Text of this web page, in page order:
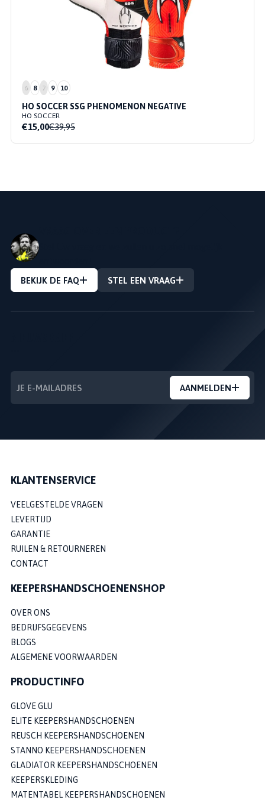
6 8 7 9 10
HO SOCCER SSG PHENOMENON NEGATIVE
HO SOCCER
€15,00€39,95
BEKIJK DE FAQ
STEL EEN VRAAG
AANMELDEN
KLANTENSERVICE
VEELGESTELDE VRAGEN
LEVERTIJD
GARANTIE
RUILEN & RETOURNEREN
CONTACT
KEEPERSHANDSCHOENENSHOP
OVER ONS
BEDRIJFSGEGEVENS
BLOGS
ALGEMENE VOORWAARDEN
PRODUCTINFO
GLOVE GLU
ELITE KEEPERSHANDSCHOENEN
REUSCH KEEPERSHANDSCHOENEN
STANNO KEEPERSHANDSCHOENEN
GLADIATOR KEEPERSHANDSCHOENEN
KEEPERSKLEDING
MATENTABEL KEEPERSHANDSCHOENEN